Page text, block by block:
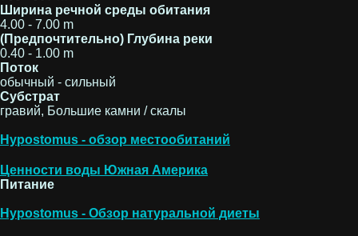
Ширина речной среды обитания
4.00 - 7.00 m
(Предпочтительно) Глубина реки
0.40 - 1.00 m
Поток
обычный - сильный
Субстрат
гравий, Большие камни / скалы
Hypostomus - обзор местообитаний
Ценности воды Южная Америка
Питание
Hypostomus - Обзор натуральной диеты